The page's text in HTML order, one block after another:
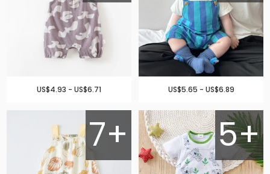
US$4.93 - US$6.71 US$5.65 - US$6.89
7+ 5+